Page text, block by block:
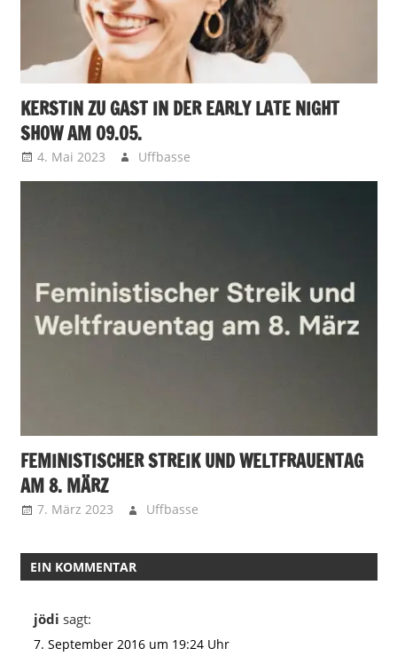
KERSTIN ZU GAST IN DER EARLY LATE NIGHT
SHOW AM 09.05.
4. Mai 2023 Uffbasse
FEMINISTISCHER STREIK UND WELTFRAUENTAG
AM 8. MÄRZ
7. März 2023 Uffbasse
EIN KOMMENTAR
jödi sagt:
7. September 2016 um 19:24 Uhr